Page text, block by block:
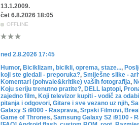
13.1.2009.
čet 6.8.2026 18:05
OFFLINE
ned 2.8.2026 17:45
Humor, Biciklizam, bicikli, oprema, staze...,
koji ste gledali - preporuka?, Smiješne slike -
Komentari (pohvale&kritike) vaših fotografija,
Koju seriju trenutno pratite?, DELL laptopi,
zajedno film, Koji televizor kupiti - vodič za
pitanja i odgovori, Gitare i sve vezano uz njih,
Galaxy S i9000 - Rasprava, Srpski Filmovi,
Game of Thrones, Samsung Galaxy S2 i9100 -